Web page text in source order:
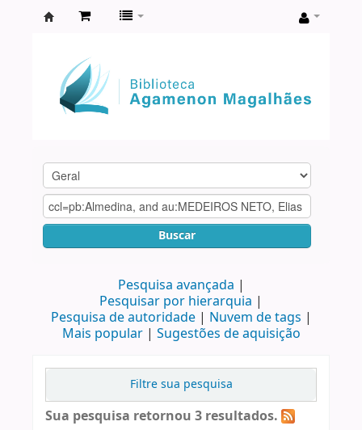
Agamenon
Magalhães
Buscar
Pesquisa avançada
Pesquisar por hierarquia
Pesquisa de autoridade
Nuvem de tags
Mais popular
Sugestões de aquisição
Filtre sua pesquisa
Sua pesquisa retornou 3 resultados.